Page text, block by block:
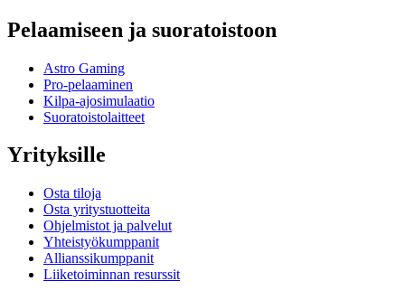
Pelaamiseen ja suoratoistoon
Astro Gaming
Pro-pelaaminen
Kilpa-ajosimulaatio
Suoratoistolaitteet
Yrityksille
Osta tiloja
Osta yritystuotteita
Ohjelmistot ja palvelut
Yhteistyökumppanit
Allianssikumppanit
Liiketoiminnan resurssit